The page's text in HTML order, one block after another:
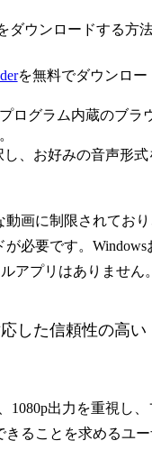
ダウンロードする方
を無料でダウンロー
ログラム内蔵のブラ
、お好みの音声形式
動画に制限されてお
必要です。Windows
アプリはありません
した信頼性の高い
1080p出力を重視し、
きることを求めるユ